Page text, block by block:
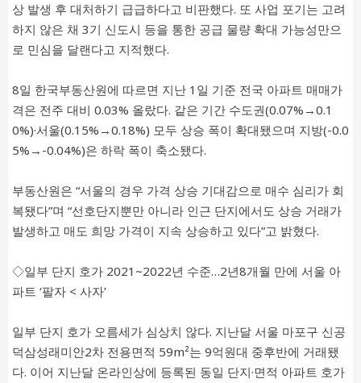
상 발생 후 대처하기 급급하다고 비판했다. 또 사업 포기는 고려
하지 않은 채 3기 신도시 등을 통한 공급 물량 확대 가능성만으
로 민심을 달랜다고 지적했다.
8일 한국부동산원에 따르면 지난 1일 기준 전국 아파트 매매가
격은 전주 대비 0.03% 올랐다. 같은 기간 수도권(0.07%→0.1
0%)·서울(0.15%→0.18%) 모두 상승 폭이 확대됐으며 지방(-0.0
5%→-0.04%)은 하락 폭이 축소됐다.
부동산원은 “서울의 경우 가격 상승 기대감으로 매수 심리가 회
복됐다”며 “선호단지뿐만 아니라 인근 단지에서도 상승 거래가
발생하고 매도 희망 가격이 지속 상승하고 있다”고 밝혔다.
◇일부 단지 호가 2021~2022년 수준…2년8개월 만에 서울 아
파트 ‘팔자 < 사자’
일부 단지 호가 오름세가 심상치 않다. 지난달 서울 마포구 신공
덕삼성래미안2차 전용면적 59m²는 9억원대 중후반에 거래됐
다. 이어 지난달 온라인상에 등록된 동일 단지·면적 아파트 호가